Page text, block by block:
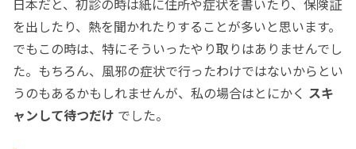
日本だと、初診の時は紙に住所や症状を書いたり、保険証
を出したり、熱を聞かれたりすることが多いと思います。
でもこの時は、特にそういったやり取りはありませんでし
た。もちろん、風邪の症状で行ったわけではないからとい
うのもあるかもしれませんが、私の場合はとにかく スキ
ャンして待つだけ でした。